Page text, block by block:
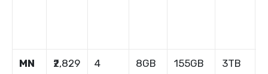
MN
₹2,829 4 8GB 155GB 3TB